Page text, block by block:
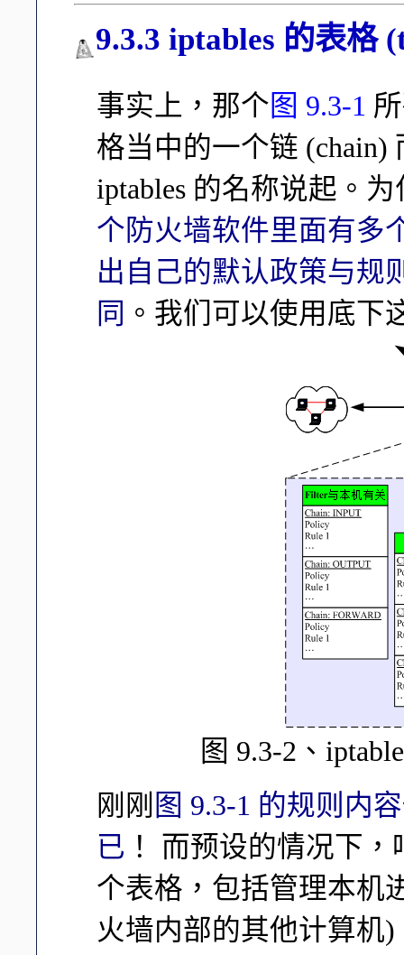
9.3.3 iptables 的表格
事实上，那个图 9.3-1
格当中的一个链
iptables 的名称说起。
个防火墙软件里面有多
出自己的默认政策与规
同 。我们可以使用底下
图 9.3-2、
刚刚 图 9.3-1 的规则内
已 ！ 而预设的情况下
个表格，包括管理本机
火墙内部的其他计算机